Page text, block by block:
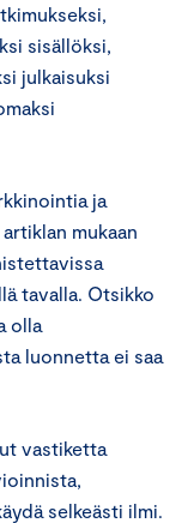
sisällöksi,
julkaisuksi
ja
mukaan
tavalla. Otsikko
olla
luonnetta ei saa
vastiketta
selkeästi ilmi.